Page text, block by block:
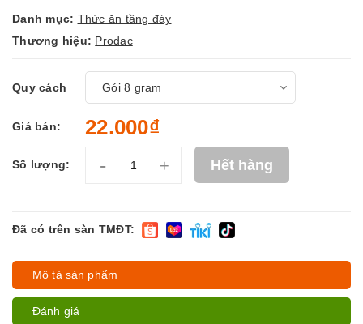
Danh mục: Thức ăn tầng đáy
Thương hiệu: Prodac
Quy cách
Giá bán: 22.000₫
Số lượng: - + Hết hàng
Đã có trên sàn TMĐT:
Mô tả sản phẩm
Đánh giá